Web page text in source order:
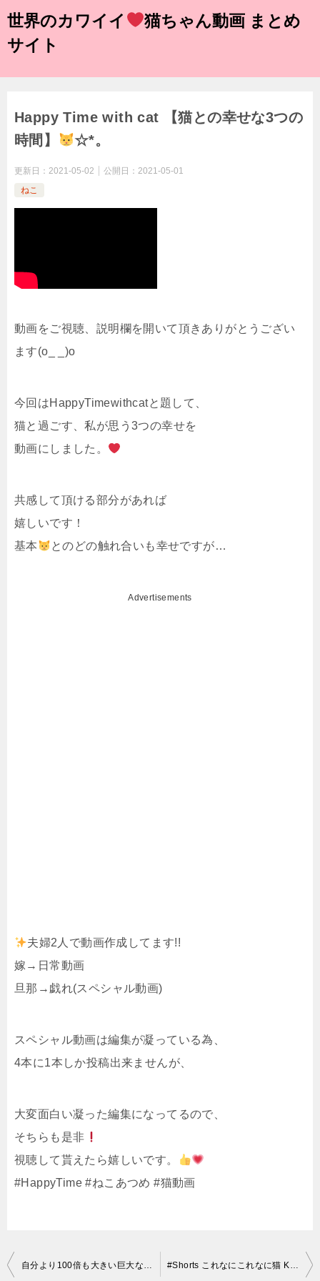
世界のカワイイ
猫ちゃん動画 まとめ
サイト
Happy Time with cat 【猫との幸せな3つの
時間】
☆*。
更新日： 2021-05-02 公開日： 2021-05-01
ねこ
動画をご視聴、説明欄を開いて頂きありがとうござい
ます(o_ _)o
今回はHappyTimewithcatと題して、
猫と過ごす、私が思う3つの幸せを
動画にしました。
共感して頂ける部分があれば
嬉しいです！
基本
とのどの触れ合いも幸せですが…
Advertisements
夫婦2人で動画作成してます!!
嫁→日常動画
旦那→戯れ(スペシャル動画)
スペシャル動画は編集が凝っている為、
4本に1本しか投稿出来ませんが、
大変面白い凝った編集になってるので、
そちらも是非
視聴して貰えたら嬉しいです。
#HappyTime #ねこあつめ #猫動画
投
自分より100倍も大きい巨大な何かがお庭に進撃して来た事に気がつくも、特に慌てる様子のない巨猫のボス吉 #Shorts​ これなにこれなに猫 KoreNaniNeko